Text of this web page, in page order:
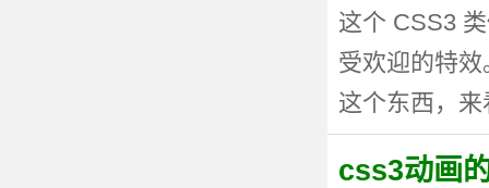
这个 CSS3
受欢迎的特
这个东西，
css3动画